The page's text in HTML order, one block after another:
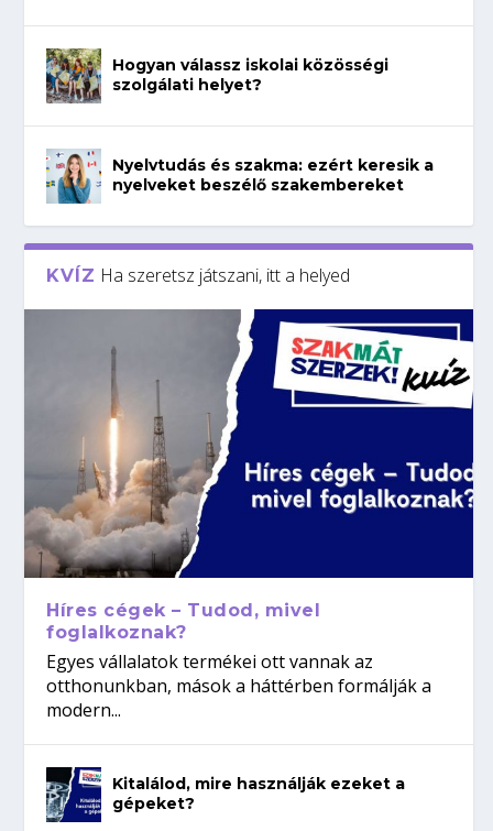
Hogyan válassz iskolai közösségi
szolgálati helyet?
Nyelvtudás és szakma: ezért keresik a
nyelveket beszélő szakembereket
KVÍZ Ha szeretsz játszani, itt a helyed
Híres cégek – Tudod, mivel
foglalkoznak?
Egyes vállalatok termékei ott vannak az
otthonunkban, mások a háttérben formálják a
modern...
Kitalálod, mire használják ezeket a
gépeket?